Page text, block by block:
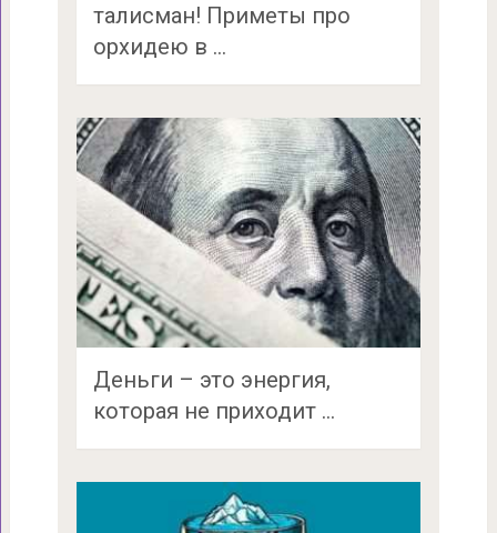
талисман! Приметы про
орхидею в …
Деньги – это энергия,
которая не приходит …